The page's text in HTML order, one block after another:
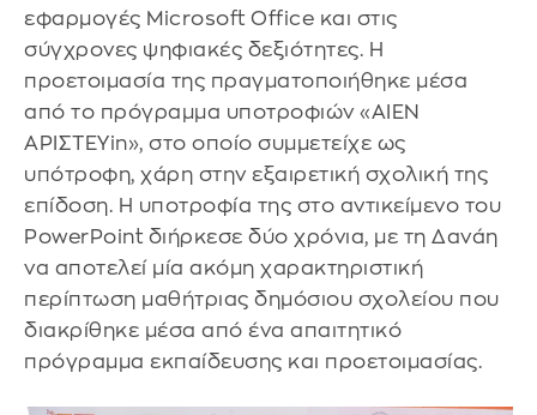
εφαρμογές Microsoft Office και στις
σύγχρονες ψηφιακές δεξιότητες. Η
προετοιμασία της πραγματοποιήθηκε μέσα
από το πρόγραμμα υποτροφιών «ΑΙΕΝ
ΑΡΙΣΤΕΥin», στο οποίο συμμετείχε ως
υπότροφη, χάρη στην εξαιρετική σχολική της
επίδοση. Η υποτροφία της στο αντικείμενο του
PowerPoint διήρκεσε δύο χρόνια, με τη Δανάη
να αποτελεί μία ακόμη χαρακτηριστική
περίπτωση μαθήτριας δημόσιου σχολείου που
διακρίθηκε μέσα από ένα απαιτητικό
πρόγραμμα εκπαίδευσης και προετοιμασίας.